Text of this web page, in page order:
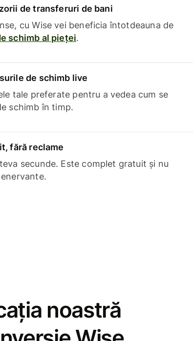
de transferuri de bani
cu Wise vei beneficia întotdeauna de
schimb al pieței.
de schimb live
tale preferate pentru a vedea cum se
schimb în timp.
fără reclame
secunde. Este complet gratuit și nu
noastră